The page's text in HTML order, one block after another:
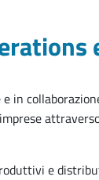
in
e